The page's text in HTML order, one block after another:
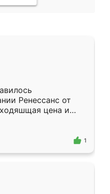
Ренессанс от
цена и
Приехавший
самый
1